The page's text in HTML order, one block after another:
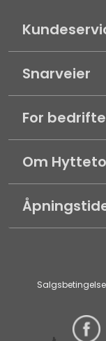
Snarveier
For
Om